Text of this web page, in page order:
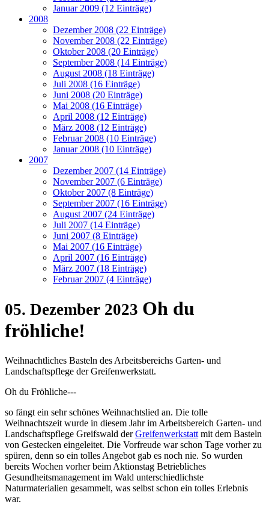
Januar 2009 (12 Einträge)
2008
Dezember 2008 (22 Einträge)
November 2008 (22 Einträge)
Oktober 2008 (20 Einträge)
September 2008 (14 Einträge)
August 2008 (18 Einträge)
Juli 2008 (16 Einträge)
Juni 2008 (20 Einträge)
Mai 2008 (16 Einträge)
April 2008 (12 Einträge)
März 2008 (12 Einträge)
Februar 2008 (10 Einträge)
Januar 2008 (10 Einträge)
2007
Dezember 2007 (14 Einträge)
November 2007 (6 Einträge)
Oktober 2007 (8 Einträge)
September 2007 (16 Einträge)
August 2007 (24 Einträge)
Juli 2007 (14 Einträge)
Juni 2007 (8 Einträge)
Mai 2007 (16 Einträge)
April 2007 (16 Einträge)
März 2007 (18 Einträge)
Februar 2007 (4 Einträge)
05. Dezember 2023 Oh du
fröhliche!
Weihnachtliches Basteln des Arbeitsbereichs Garten- und
Landschaftspflege der Greifenwerkstatt.
Oh du Fröhliche---
so fängt ein sehr schönes Weihnachtslied an. Die tolle
Weihnachtszeit wurde in diesem Jahr im Arbeitsbereich Garten- und
Landschaftspflege Greifswald derGreifenwerkstatt mit dem Basteln
von Gestecken eingeleitet. Die Vorfreude war schon Tage vorher zu
spüren, denn so ein tolles Angebot gab es noch nie. So wurden
bereits Wochen vorher beim Aktionstag Betriebliches
Gesundheitsmanagement im Wald unterschiedlichste
Naturmaterialien gesammelt, was selbst schon ein tolles Erlebnis
war.